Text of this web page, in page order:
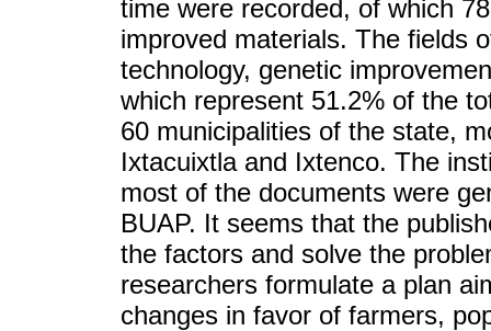
time were recorded, of which
improved materials. The fields
technology, genetic
which represent 51.2% of the
60 municipalities of the state,
Ixtacuixtla and Ixtenco. The
most of the documents were
BUAP. It seems that the
the factors and solve the
researchers formulate a plan
changes in favor of farmers,